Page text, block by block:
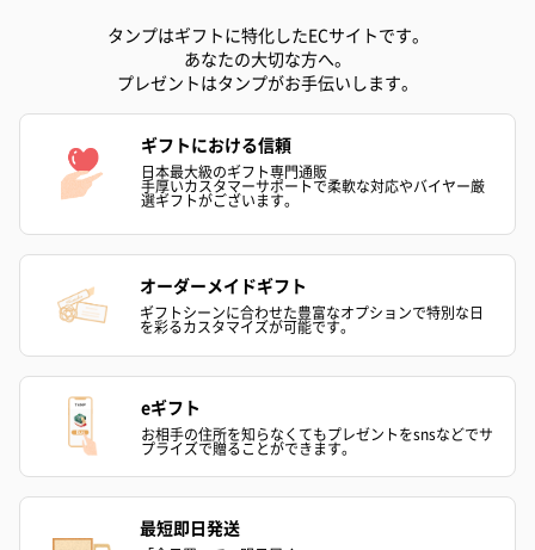
タンプはギフトに特化したECサイトです。
あなたの大切な方へ。
プレゼントはタンプがお手伝いします。
ギフトにおける信頼
日本最大級のギフト専門通販
手厚いカスタマーサポートで柔軟な対応やバイヤー厳
選ギフトがございます。
オーダーメイドギフト
ギフトシーンに合わせた豊富なオプションで特別な日
を彩るカスタマイズが可能です。
eギフト
お相手の住所を知らなくてもプレゼントをsnsなどでサ
プライズで贈ることができます。
最短即日発送